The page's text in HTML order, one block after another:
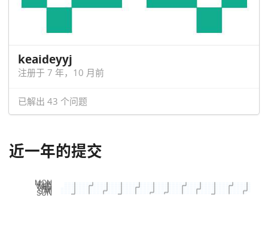
keaideyyj
注册于 7 年，10 月前
已解出 43 个问题
近一年的提交